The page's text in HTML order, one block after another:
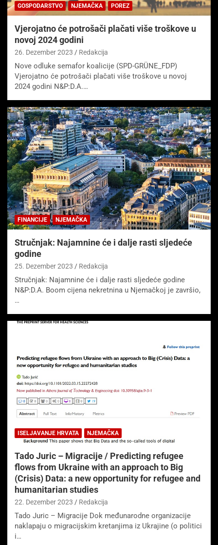
GOSPODARSTVO NJEMAČKA POREZ
Vjerojatno će potrošači plačati više troškove u
novoj 2024 godini
26. Dezember 2023 Redakcija
Nove odluke semafor koalicije (SPD-GRÜNE_FDP)
Vjerojatno će potrošači plačati više troškove u novoj
2024 godini N&P:D.A.…
FINANCIJE NJEMAČKA
Stručnjak: Najamnine će i dalje rasti sljedeće
godine
25. Dezember 2023 Redakcija
Stručnjak: Najamnine će i dalje rasti sljedeće godine
N&P:D.A. Boom cijena nekretnina u Njemačkoj je završio,
…
ISELJAVANJE HRVATA NJEMAČKA
Tado Juric – Migracije / Predicting refugee
flows from Ukraine with an approach to Big
(Crisis) Data: a new opportunity for refugee and
humanitarian studies
22. Dezember 2023 Redakcija
Tado Juric – Migracije Dok međunarodne organizacije
naklapaju o migracijskim kretanjima iz Ukrajine (o politici
i…